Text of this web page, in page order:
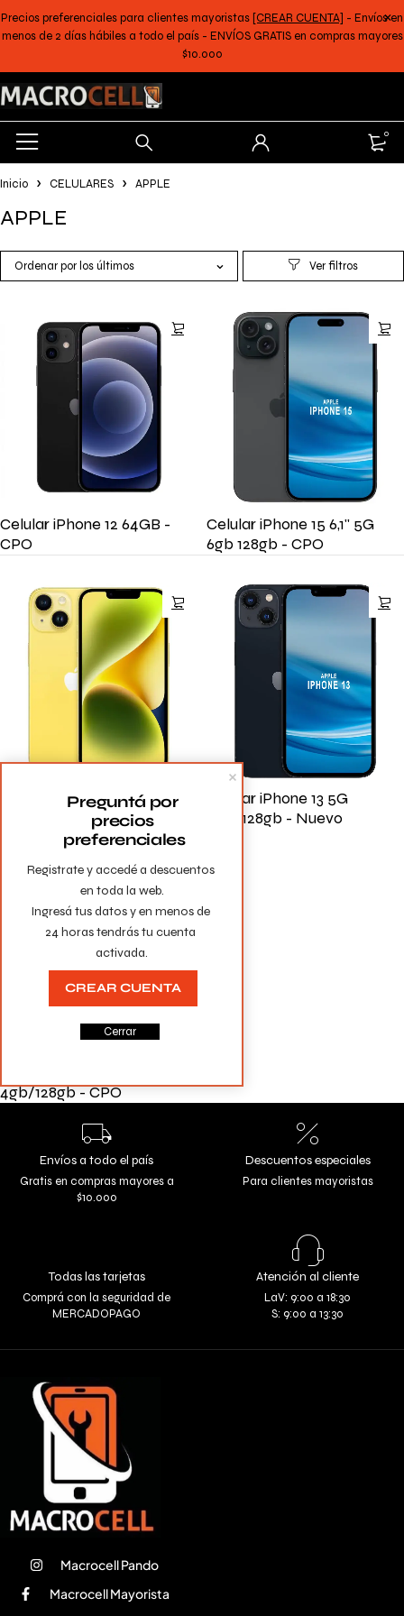
Precios preferenciales para clientes mayoristas [CREAR CUENTA] - Envíos en
menos de 2 días hábiles a todo el país - ENVÍOS GRATIS en compras mayores
$10.000
0
Inicio CELULARES APPLE
APPLE
Ordenar por los últimos
Celular iPhone 12 64GB -
CPO
Celular iPhone 15 6,1'' 5G
6gb 128gb - CPO
Celular iPhone 14 6,1'' 5G
6gb 256gb - CPO
Celular iPhone 13 5G
4gb/128gb - Nuevo
4gb/128gb - CPO
Envíos a todo el país
Gratis en compras mayores a
$10.000
Descuentos especiales
Para clientes mayoristas
Todas las tarjetas
Comprá con la seguridad de
MERCADOPAGO
Atención al cliente
LaV: 9:00 a 18:30
S: 9:00 a 13:30
Macrocell Pando
Macrocell Mayorista
Registrate y accedé a descuentos
en toda la web.
Ingresá tus datos y en menos de
24 horas tendrás tu cuenta
activada.
Preguntá por
precios
preferenciales
CREAR CUENTA
Cerrar